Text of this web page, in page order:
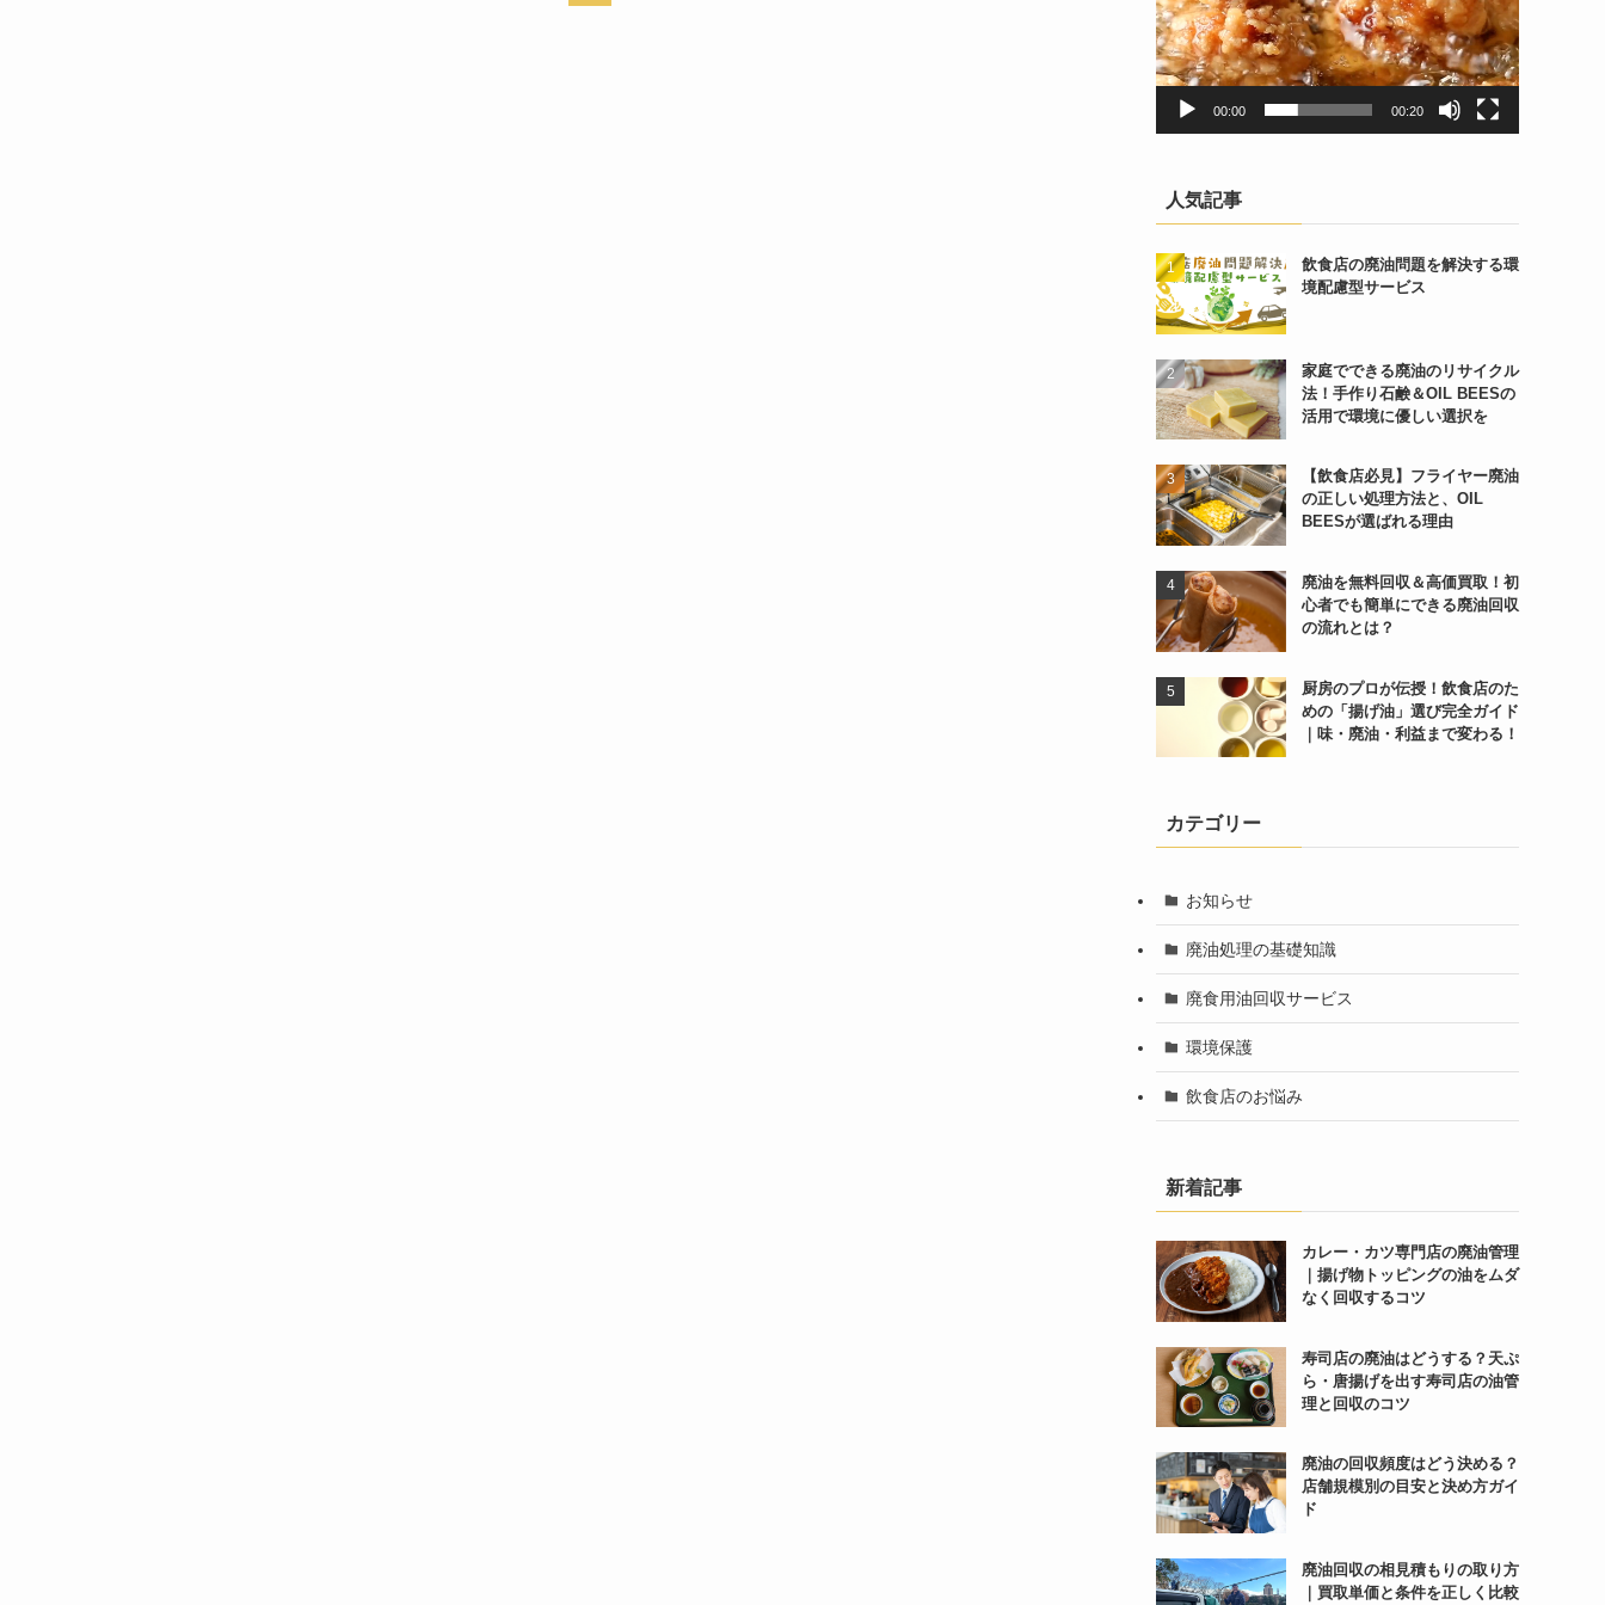
00:00 00:20
人気記事
飲食店の廃油問題を解決する環
境配慮型サービス
家庭でできる廃油のリサイクル
法！手作り石鹸＆OIL BEESの
活用で環境に優しい選択を
【飲食店必見】フライヤー廃油
の正しい処理方法と、OIL
BEESが選ばれる理由
廃油を無料回収＆高価買取！初
心者でも簡単にできる廃油回収
の流れとは？
厨房のプロが伝授！飲食店のた
めの「揚げ油」選び完全ガイド
｜味・廃油・利益まで変わる！
カテゴリー
お知らせ
廃油処理の基礎知識
廃食用油回収サービス
環境保護
飲食店のお悩み
新着記事
カレー・カツ専門店の廃油管理
｜揚げ物トッピングの油をムダ
なく回収するコツ
寿司店の廃油はどうする？天ぷ
ら・唐揚げを出す寿司店の油管
理と回収のコツ
廃油の回収頻度はどう決める？
店舗規模別の目安と決め方ガイ
ド
廃油回収の相見積もりの取り方
｜買取単価と条件を正しく比較